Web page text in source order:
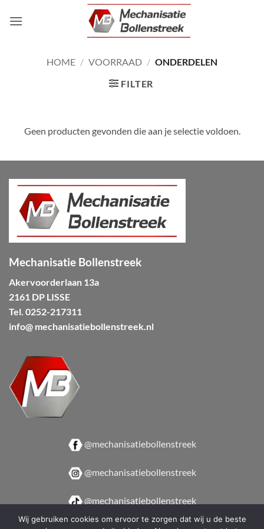
naar
HOME / VOORRAAD / ONDERDELEN
FILTER
Geen producten gevonden die aan je selectie voldoen.
Mechanisatie Bollenstreek
Akervoorderlaan 13a
2161 DP LISSE
Tel. 0252-217311
info@ mechanisatiebollenstreek.nl
@mechanisatiebollenstreek
@mechanisatiebollenstreek
@mechanisatiebollenstreek
Wij gebruiken cookies om ervoor te zorgen dat wij u de beste